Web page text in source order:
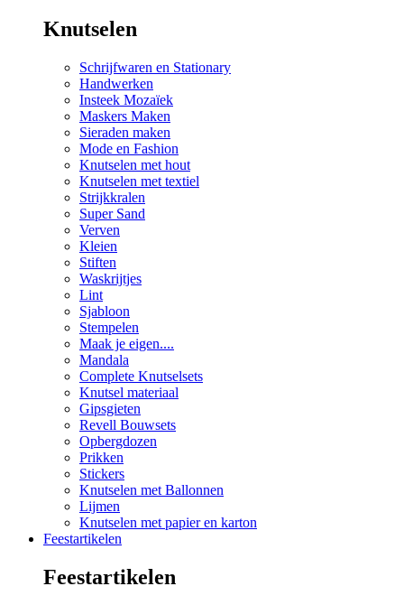
Knutselen
Schrijfwaren en Stationary
Handwerken
Insteek Mozaïek
Maskers Maken
Sieraden maken
Mode en Fashion
Knutselen met hout
Knutselen met textiel
Strijkkralen
Super Sand
Verven
Kleien
Stiften
Waskrijtjes
Lint
Sjabloon
Stempelen
Maak je eigen....
Mandala
Complete Knutselsets
Knutsel materiaal
Gipsgieten
Revell Bouwsets
Opbergdozen
Prikken
Stickers
Knutselen met Ballonnen
Lijmen
Knutselen met papier en karton
Feestartikelen
Feestartikelen